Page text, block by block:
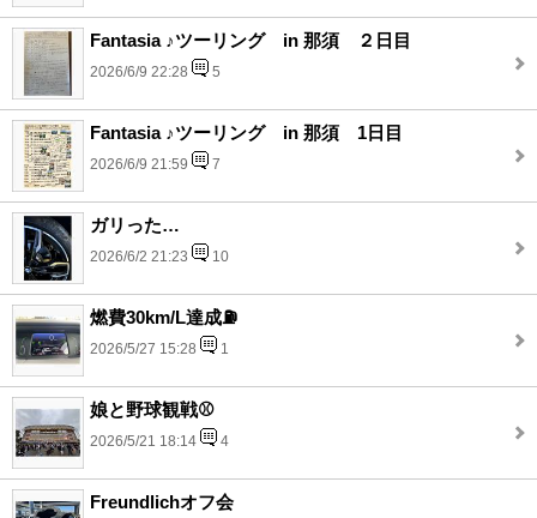
Fantasia ♪ツーリング in 那須 ２日目
2026/6/9 22:28 5
Fantasia ♪ツーリング in 那須 1日目
2026/6/9 21:59 7
ガリった…
2026/6/2 21:23 10
燃費30km/L達成⛽️
2026/5/27 15:28 1
娘と野球観戦⚾️
2026/5/21 18:14 4
Freundlichオフ会